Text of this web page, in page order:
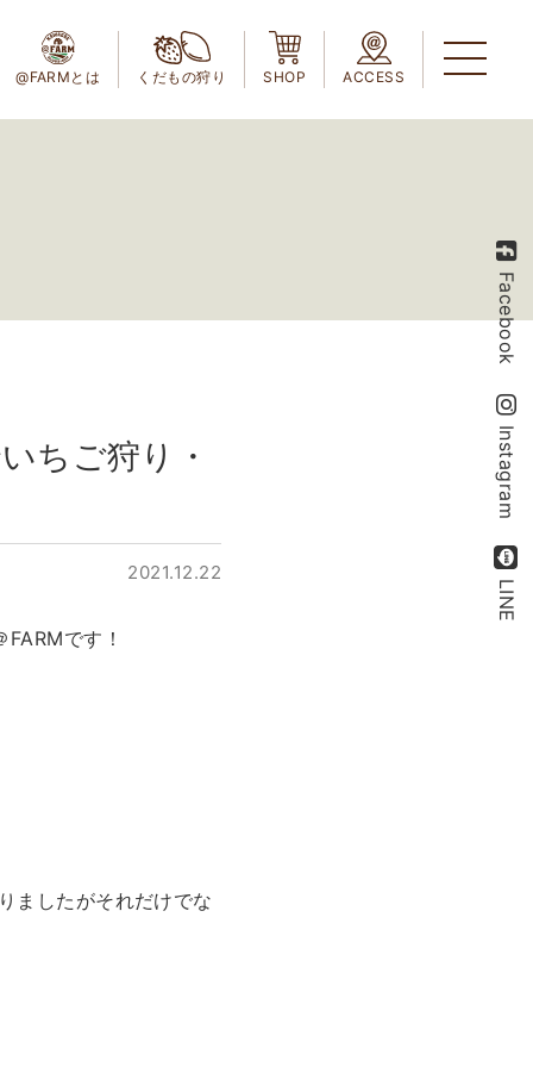
@FARMとは くだもの狩り SHOP ACCESS
ちご狩り・
2021.12.22
です！
ましたがそれだけでな
Facebook
Instagram
LINE